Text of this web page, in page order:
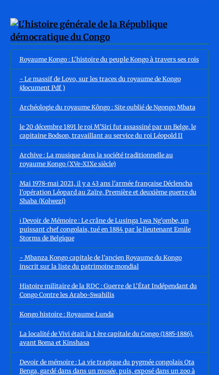
Royaume Kongo : L'histoire du peuple Kongo à travers ses rois
- Le massif de Lovo, sur les traces du royaume de Kongo
(document Pdf )
Archéologie du royaume Kôngo : Site oublié de Ngongo Mbata
le 20 décembre 1891 le roi M'Siri fut assassiné par un Belge, le
capitaine Bodson, travaillant au service du roi Léopold II
Archive : La musique dans la société traditionnelle au
royaume Kongo (XVe-XIXe siècle)
Mai 1978-mai 2021, il y a 43 ans l'armée française Déclencha
l'opération Léopard au Zaïre, Première et deuxième guerre du
Shaba (Kolwezi)
ℹ️ Devoir de Mémoire : Le crâne de Lusinga Lwa Ng'ombe, un
puissant chef congolais, tué en 1884 par le lieutenant Emile
Storms de Belgique
- Mbanza Kongo capitale de l’ancien Royaume du Kongo
inscrit sur la liste du patrimoine mondial
Histoire militaire de la RDC : Guerre de L'État Indépendant du
Congo Contre les Arabo-Swahilis
Kongo histoire : Royaume Lunda
La localité de Vivi était la 1 ère capitale du Congo (1885-1886),
avant Boma et Kinshasa
Devoir de mémoire : La vie tragique du pygmée congolais Ota
Benga, gardé dans dans un musée, puis, exposé dans un zoo à